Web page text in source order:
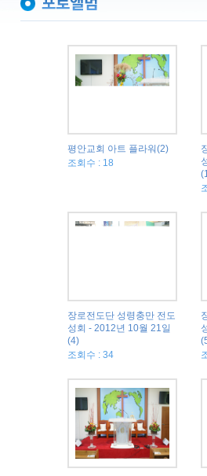
평안교회 아트 플라워(2)
조회수 : 18
장로전도단 성령충만 전도
성회 - 2012년 10월 21일
(4)
조회수 : 34